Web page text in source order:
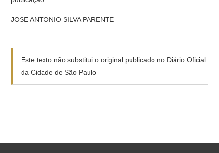
JOSE ANTONIO SILVA PARENTE
Este texto não substitui o original publicado no Diário Oficial
da Cidade de São Paulo